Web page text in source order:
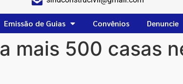
Emissão de Guias Convênios Denuncie
mais 500 casas